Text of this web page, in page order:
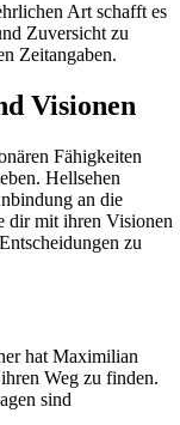
Art schafft es
Zuversicht zu
Zeitangaben.
Visionen
Fähigkeiten
Hellsehen
an die
dir mit ihren Visionen
zu
hat Maximilian
Weg zu finden.
sind